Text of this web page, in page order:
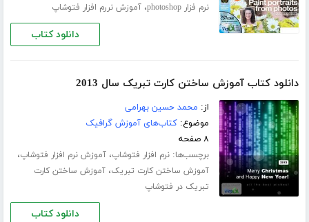
نرم فزار photoshop
،آموزش نررم افزار فتوشاپ
دانلود کتاب
دانلود کتاب آموزش ساختن کارت تبریک سال 2013
از: محمد حسین بهرامی
موضوع:کتاب‌های آموزش گرافیک
۸ صفحه
برچسب‌ها:نرم افزار فتوشاپ،آموزش نرم افزار فتوشاپ،
آموزش ساختن کارت تبریک،آموزش ساختن کارت
تبریک در فتوشاپ
دانلود کتاب